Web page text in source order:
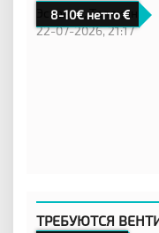
8-10€ нетто
Эстония,Таллинн
22-07-2026, 21:17
ТРЕБУЮТСЯ